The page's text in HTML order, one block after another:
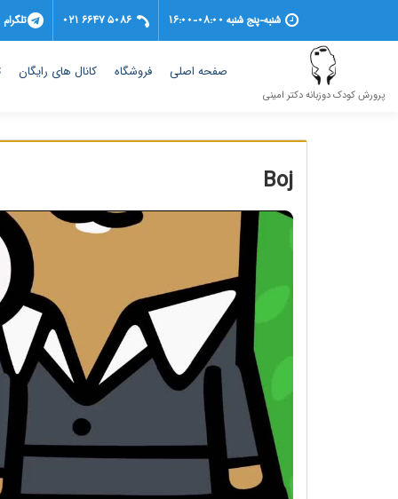
شنبه-پنج شنبه 08:00-16:00 021 6647 5086 تلگرام
پرورش کودک دوزبانه دکتر امینی
صفحه اصلی
(current) فروشگاه کانال های رایگان
Boj